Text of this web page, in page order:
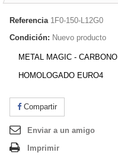
Referencia 1F0-150-L12G0
Condición: Nuevo producto
METAL MAGIC - CARBONO
HOMOLOGADO EURO4
Compartir
Enviar a un amigo
Imprimir